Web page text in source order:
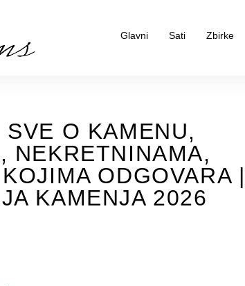
Glavni Sati Zbirke
O KAMENU,
NEKRETNINAMA,
ODGOVARA |
KAMENJA 2026